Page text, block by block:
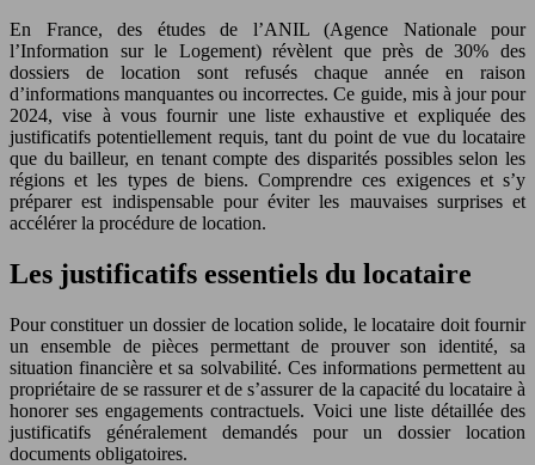
En France, des études de l’ANIL (Agence Nationale pour
l’Information sur le Logement) révèlent que près de 30% des
dossiers de location sont refusés chaque année en raison
d’informations manquantes ou incorrectes. Ce guide, mis à jour pour
2024, vise à vous fournir une liste exhaustive et expliquée des
justificatifs potentiellement requis, tant du point de vue du locataire
que du bailleur, en tenant compte des disparités possibles selon les
régions et les types de biens. Comprendre ces exigences et s’y
préparer est indispensable pour éviter les mauvaises surprises et
accélérer la procédure de location.
Les justificatifs essentiels du locataire
Pour constituer un dossier de location solide, le locataire doit fournir
un ensemble de pièces permettant de prouver son identité, sa
situation financière et sa solvabilité. Ces informations permettent au
propriétaire de se rassurer et de s’assurer de la capacité du locataire à
honorer ses engagements contractuels. Voici une liste détaillée des
justificatifs généralement demandés pour un dossier location
documents obligatoires.